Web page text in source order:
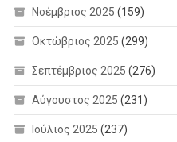
Νοέμβριος 2025 (159)
Οκτώβριος 2025 (299)
Σεπτέμβριος 2025 (276)
Αύγουστος 2025 (231)
Ιούλιος 2025 (237)